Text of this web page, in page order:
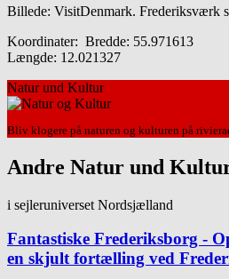
Billede: VisitDenmark. Frederiksværk
Koordinater: Bredde: 55.971613
Længde: 12.021327
Natur und Kultur
Bliv klogere på naturen og kulturen på
Andre Natur und
i sejleruniverset Nordsjælland
Fantastiske Frederiksborg -
en skjult fortælling ved